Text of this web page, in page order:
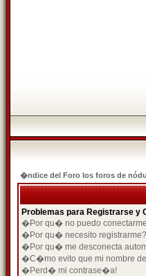
�ndice del Foro los foros de
Problemas para Registrarse y
�Por qu� no puedo
�Por qu� necesito registrarme?
�Por qu� me desconecta
�C�mo evito que mi nombre
�Perd� mi contrase�a!